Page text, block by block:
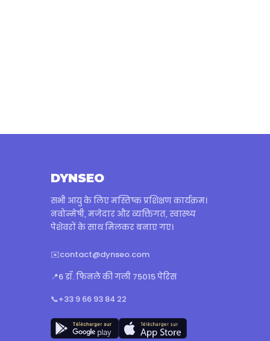
DYNSEO
सभी आयु के लिए मस्तिष्क प्रशिक्षण कार्यक्रम।
नवोन्मेषी, मजेदार और व्यक्तिगत, स्वास्थ्य
पेशेवरों के साथ मिलकर बनाए गए।
✉️contact@dynseo.com
📍6 डॉ. फिनले की गली 75015 पेरिस
📞+33 9 66 93 84 22